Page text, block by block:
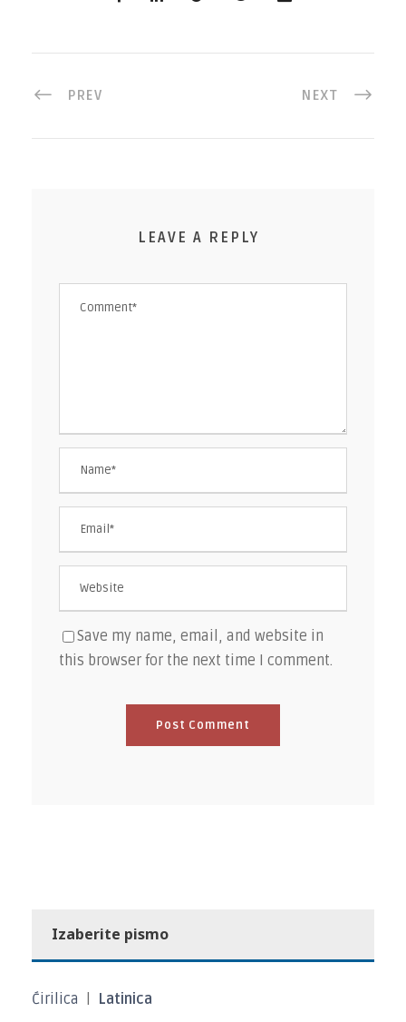
PREV NEXT
LEAVE A REPLY
Save my name, email, and website in
this browser for the next time I comment.
Izaberite pismo
Ćirilica Latinica